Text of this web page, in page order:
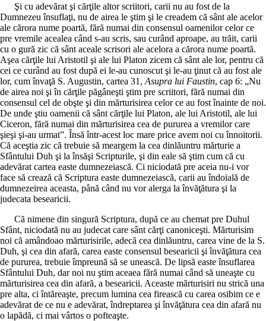
Şi cu adevărat şi cărţile altor scriitori, carii nu au fost de la
Dumnezeu însuflaţi, nu de airea le ştim şi le creadem că sânt ale acelor
ale cărora nume poartă, fără numai din consensul oamenilor celor ce
pre vremile acealea când s-au scris, sau curând aproape, au trăit, carii
cu o gură zic că sânt aceale scrisori ale acelora a cărora nume poartă.
Aşea cărţile lui Aristotil şi ale lui Platon zicem că sânt ale lor, pentru că
cei ce curând au fost după ei le-au cunoscut şi le-au ţinut că au fost ale
lor, cum învaţă S. Augustin, cartea 31, Asupra lui Faustin, cap 6: „Nu
de airea noi şi în cărţile păgâneşti ştim pre scriitori, fără numai din
consensul cel de obşte şi din mărturisirea celor ce au fost înainte de noi.
De unde ştiu oamenii că sânt cărţile lui Platon, ale lui Aristotil, ale lui
Ciceron, fără numai din mărturisirea cea de pururea a vremilor care
şieşi şi-au urmat”. Însă într-acest loc mare price avem noi cu înnoitorii.
Că aceştia zic că trebuie să meargem la cea dinlăuntru mărturie a
Sfântului Duh şi la însăşi Scripturile, şi din eale să ştim cum că cu
adevărat cartea easte dumnezeiască. Ci niciodată pre aceia nu-i vor
face să crează că Scriptura easte dumnezeiască, carii au îndoială de
dumnezeirea aceasta, până când nu vor alerga la învăţătura şi la
judecata besearicii.
Că nimene din singură Scriptura, după ce au chemat pre Duhul
Sfânt, niciodată nu au judecat care sânt cărţi canoniceşti. Mărturisim
noi că amândoao mărturisirile, adecă cea dinlăuntru, carea vine de la S.
Duh, şi cea din afară, carea easte consensul besearicii şi învăţătura cea
de pururea, trebuie împreună să se unească. De lipsă easte însuflarea
Sfântului Duh, dar noi nu ştim aceaea fără numai când să uneaşte cu
mărturisirea cea din afară, a besearicii. Aceaste mărturisiri nu strică una
pre alta, ci întăreaşte, precum lumina cea firească cu carea osibim ce e
adevărat de ce nu e adevărat, îndreptarea şi învăţătura cea din afară nu
o lapădă, ci mai vârtos o pofteaşte.